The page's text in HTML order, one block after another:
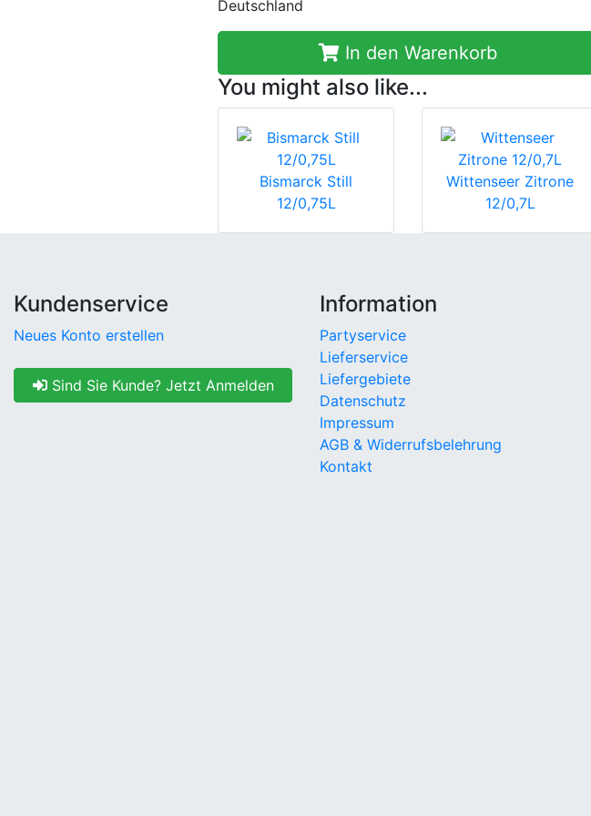
Deutschland
In den Warenkorb
You might also like...
Bismarck Still
12/0,75L
Wittenseer Zitrone
12/0,7L
Kundenservice
Neues Konto erstellen
Sind Sie Kunde? Jetzt Anmelden
Information
Partyservice
Lieferservice
Liefergebiete
Datenschutz
Impressum
AGB & Widerrufsbelehrung
Kontakt